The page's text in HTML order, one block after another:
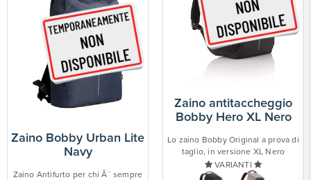
Zaino antitaccheggio
Bobby Hero XL Nero
Lo zaino Bobby Original a prova di
taglio, in versione XL Nero
VARIANTI
Zaino Bobby Urban Lite
Navy
Zaino Antifurto per chi Ã¨ sempre